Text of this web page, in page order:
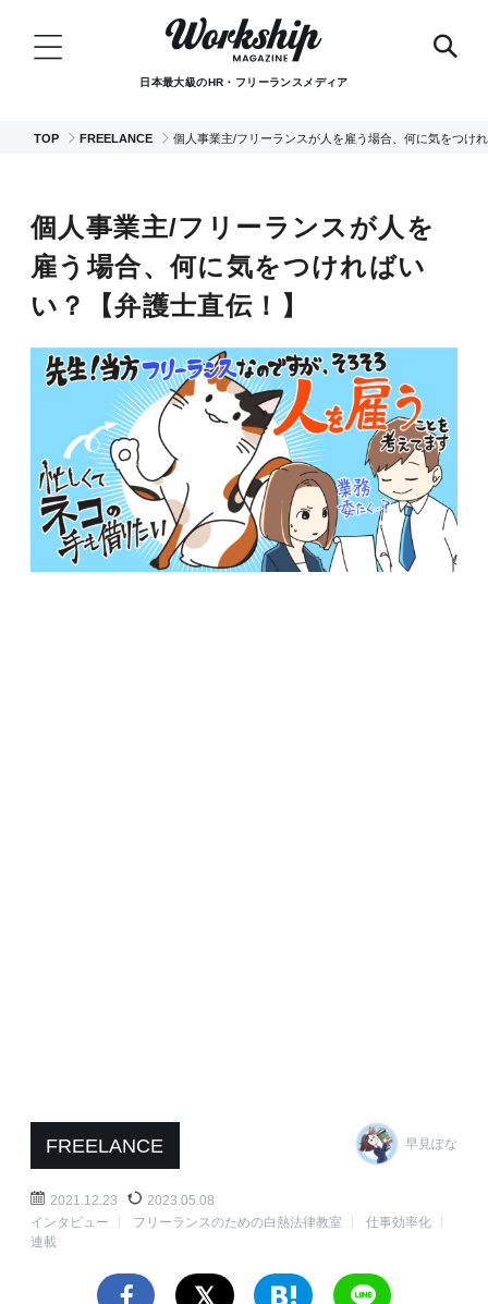
日本最大級のHR・フリーランスメディア
TOP FREELANCE 個人事業主/フリーランスが人を雇う場合、何に気をつけ
個人事業主/フリーランスが人を
雇う場合、何に気をつければい
い？【弁護士直伝！】
FREELANCE 早見ぽな
2021.12.23
2023.05.08
インタビュー
フリーランスのための白熱法律教室
仕事効率化
連載